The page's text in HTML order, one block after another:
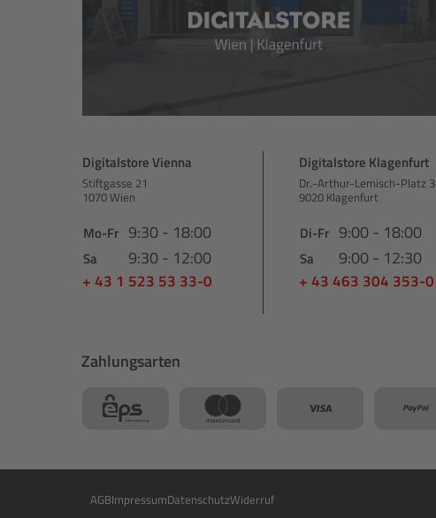
Digitalstore Vienna
Stiftgasse 21
1070 Wien
Mo-Fr 9:30 - 18:00
Sa 9:30 - 12:00
+ 43 1 523 53 33-0
Digitalstore Klagenfurt
Dr.-Arthur-Lemisch-Platz 3
9020 Klagenfurt
Di-Fr 9:00 - 18:00
Sa 9:00 - 12:30
+ 43 463 304 353-0
Zahlungsarten
AGBImpressumDatenschutzWiderruf